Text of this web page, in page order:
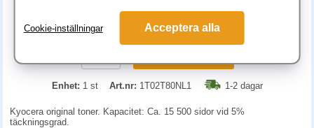
1628.80 kr (inkl. moms)
Enhet: 1 st Art.nr: 1T02T80NL1 1-2 dagar
Kyocera original toner. Kapacitet: Ca. 15 500 sidor vid 5%
täckningsgrad.
Cookie-inställningar Acceptera alla